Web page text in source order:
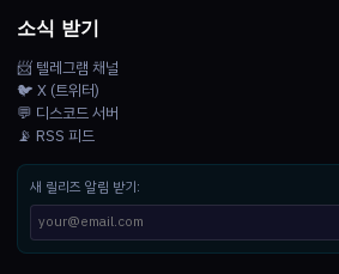
소식 받기
📨 텔레그램 채널
🐦 X (트위터)
💬 디스코드 서버
📡 RSS 피드
새 릴리즈 알림 받기: